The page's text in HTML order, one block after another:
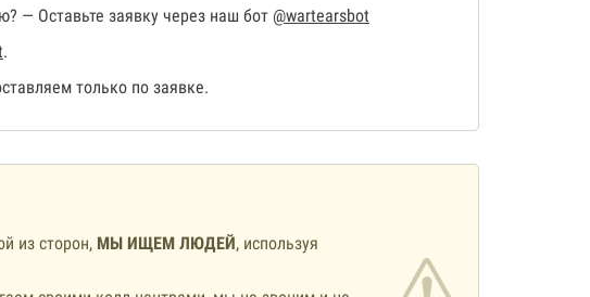
— Оставьте заявку через наш бот @wartearsbot
.
только по заявке.
из сторон, МЫ ИЩЕМ ЛЮДЕЙ, используя